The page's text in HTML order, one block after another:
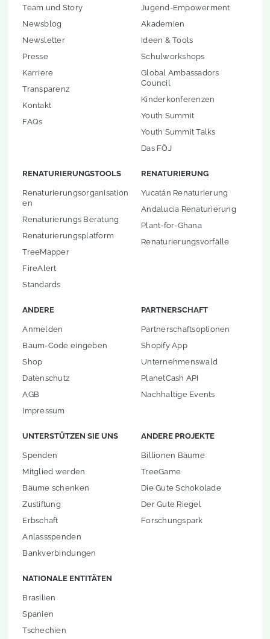
Team und Story
Newsblog
Newsletter
Presse
Karriere
Transparenz
Kontakt
FAQs
Jugend-Empowerment
Akademien
Ideen & Tools
Schulworkshops
Global Ambassadors
Council
Kinderkonferenzen
Youth Summit
Youth Summit Talks
Das FÖJ
RENATURIERUNGSTOOLS
Renaturierungsorganisation
en
Renaturierungs Beratung
Renaturierungsplatform
TreeMapper
FireAlert
Standards
RENATURIERUNG
Yucatán Renaturierung
Andalucia Renaturierung
Plant-for-Ghana
Renaturierungsvorfälle
ANDERE
Anmelden
Baum-Code eingeben
Shop
Datenschutz
AGB
Impressum
PARTNERSCHAFT
Partnerschaftsoptionen
Shopify App
Unternehmenswald
PlanetCash API
Nachhaltige Events
UNTERSTÜTZEN SIE UNS
Spenden
Mitglied werden
Bäume schenken
Zustiftung
Erbschaft
Anlassspenden
Bankverbindungen
ANDERE PROJEKTE
Billionen Bäume
TreeGame
Die Gute Schokolade
Der Gute Riegel
Forschungspark
NATIONALE ENTITÄTEN
Brasilien
Spanien
Tschechien